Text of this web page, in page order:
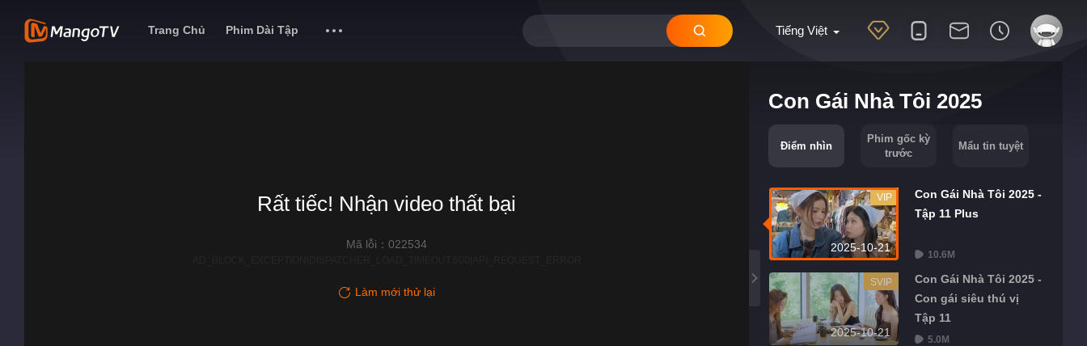
Tiếng Việt
Trang Chủ Phim Dài Tập
Con Gái Nhà Tôi 2025
Điểm nhìn
Phim gốc kỳ
trước
Mẩu tin tuyệt
2025-10-21
VIP
Con Gái Nhà Tôi 2025 -
Tập 11 Plus
10.6M
2025-10-21
SVIP
Con Gái Nhà Tôi 2025 -
Con gái siêu thú vị
Tập 11
5.0M
Rất tiếc! Nhận video thất bại
Mã lỗi：022534
Làm mới thử lại